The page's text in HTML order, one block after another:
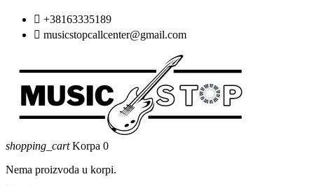
 +38163335189
 musicstopcallcenter@gmail.com
shopping_cart Korpa 0
Nema proizvoda u korpi.